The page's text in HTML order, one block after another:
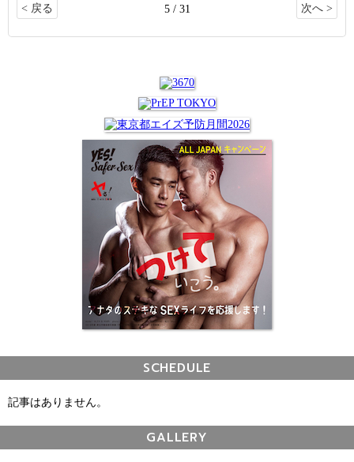
< 戻る 5 / 31 次へ >
SCHEDULE
記事はありません。
GALLERY